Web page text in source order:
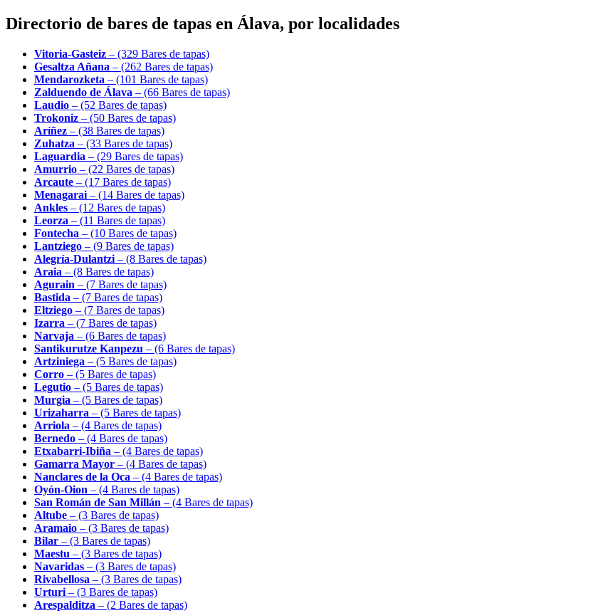
Directorio de bares de tapas en Álava, por localidades
Vitoria-Gasteiz – (329 Bares de tapas)
Gesaltza Añana – (262 Bares de tapas)
Mendarozketa – (101 Bares de tapas)
Zalduendo de Álava – (66 Bares de tapas)
Laudio – (52 Bares de tapas)
Trokoniz – (50 Bares de tapas)
Aríñez – (38 Bares de tapas)
Zuhatza – (33 Bares de tapas)
Laguardia – (29 Bares de tapas)
Amurrio – (22 Bares de tapas)
Arcaute – (17 Bares de tapas)
Menagarai – (14 Bares de tapas)
Ankles – (12 Bares de tapas)
Leorza – (11 Bares de tapas)
Fontecha – (10 Bares de tapas)
Lantziego – (9 Bares de tapas)
Alegría-Dulantzi – (8 Bares de tapas)
Araia – (8 Bares de tapas)
Agurain – (7 Bares de tapas)
Bastida – (7 Bares de tapas)
Eltziego – (7 Bares de tapas)
Izarra – (7 Bares de tapas)
Narvaja – (6 Bares de tapas)
Santikurutze Kanpezu – (6 Bares de tapas)
Artziniega – (5 Bares de tapas)
Corro – (5 Bares de tapas)
Legutio – (5 Bares de tapas)
Murgia – (5 Bares de tapas)
Urizaharra – (5 Bares de tapas)
Arriola – (4 Bares de tapas)
Bernedo – (4 Bares de tapas)
Etxabarri-Ibiña – (4 Bares de tapas)
Gamarra Mayor – (4 Bares de tapas)
Nanclares de la Oca – (4 Bares de tapas)
Oyón-Oion – (4 Bares de tapas)
San Román de San Millán – (4 Bares de tapas)
Altube – (3 Bares de tapas)
Aramaio – (3 Bares de tapas)
Bilar – (3 Bares de tapas)
Maestu – (3 Bares de tapas)
Navaridas – (3 Bares de tapas)
Rivabellosa – (3 Bares de tapas)
Urturi – (3 Bares de tapas)
Arespalditza – (2 Bares de tapas)